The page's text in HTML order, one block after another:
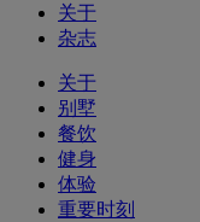
关于
杂志
关于
别墅
餐饮
健身
体验
重要时刻